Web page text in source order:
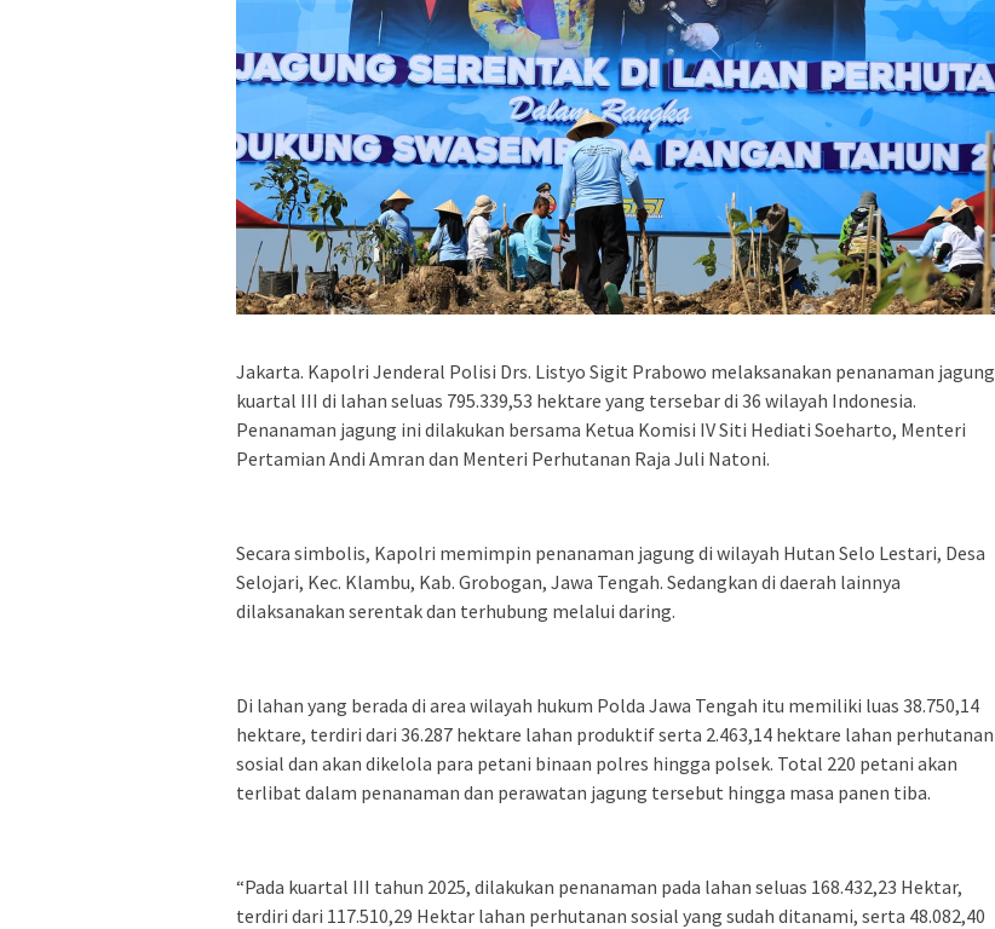
Jakarta. Kapolri Jenderal Polisi Drs. Listyo Sigit Prabowo melaksanakan penanaman jagung
kuartal III di lahan seluas 795.339,53 hektare yang tersebar di 36 wilayah Indonesia.
Penanaman jagung ini dilakukan bersama Ketua Komisi IV Siti Hediati Soeharto, Menteri
Pertamian Andi Amran dan Menteri Perhutanan Raja Juli Natoni.
Secara simbolis, Kapolri memimpin penanaman jagung di wilayah Hutan Selo Lestari, Desa
Selojari, Kec. Klambu, Kab. Grobogan, Jawa Tengah. Sedangkan di daerah lainnya
dilaksanakan serentak dan terhubung melalui daring.
Di lahan yang berada di area wilayah hukum Polda Jawa Tengah itu memiliki luas 38.750,14
hektare, terdiri dari 36.287 hektare lahan produktif serta 2.463,14 hektare lahan perhutanan
sosial dan akan dikelola para petani binaan polres hingga polsek. Total 220 petani akan
terlibat dalam penanaman dan perawatan jagung tersebut hingga masa panen tiba.
“Pada kuartal III tahun 2025, dilakukan penanaman pada lahan seluas 168.432,23 Hektar,
terdiri dari 117.510,29 Hektar lahan perhutanan sosial yang sudah ditanami, serta 48.082,40